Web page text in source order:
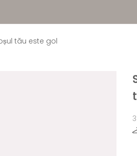
tău este gol